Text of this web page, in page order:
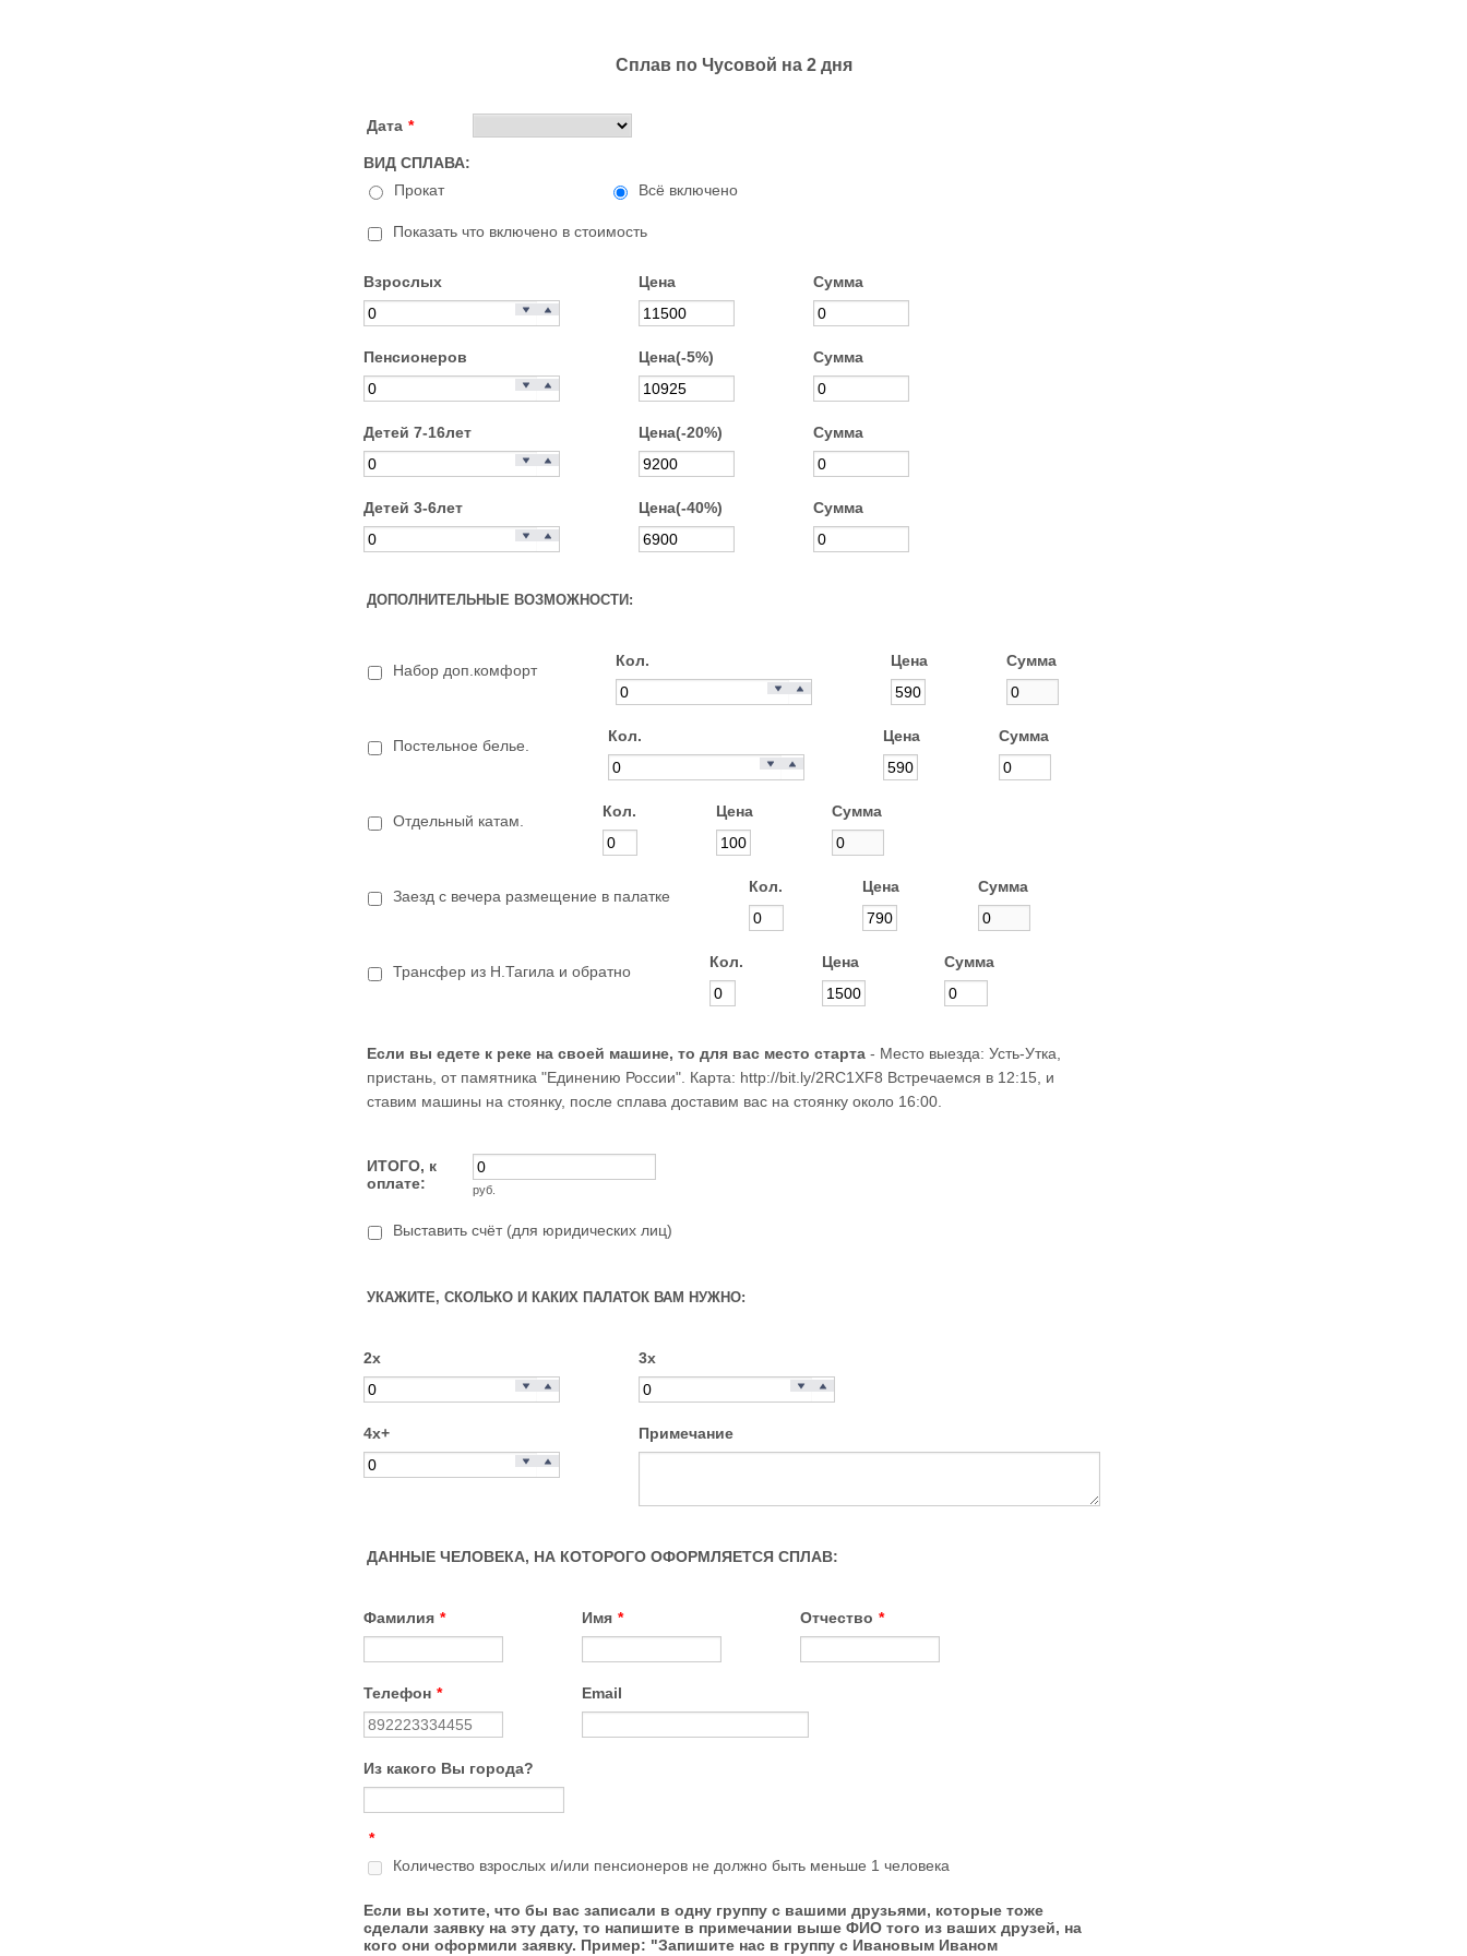
Cплав по Чусовой на 2 дня
Дата *
ВИД СПЛАВА:
Прокат
Всё включено
Показать что включено в стоимость
Взрослых Цена Сумма
Пенсионеров Цена(-5%) Сумма
Детей 7-16лет Цена(-20%) Сумма
Детей 3-6лет Цена(-40%) Сумма
ДОПОЛНИТЕЛЬНЫЕ ВОЗМОЖНОСТИ:
Набор доп.комфорт
Кол. Цена Сумма
Постельное белье.
Кол. Цена Сумма
Отдельный катам.
Кол. Цена Сумма
Заезд с вечера размещение в палатке
Кол. Цена Сумма
Трансфер из Н.Тагила и обратно
Кол. Цена Сумма
Если вы едете к реке на своей машине, то для вас место старта - Место выезда: Усть-Утка,
пристань, от памятника "Единению России". Карта: http://bit.ly/2RC1XF8 Встречаемся в 12:15, и
ставим машины на стоянку, после сплава доставим вас на стоянку около 16:00.
ИТОГО, к
оплате:
руб.
Выставить счёт (для юридических лиц)
УКАЖИТЕ, СКОЛЬКО И КАКИХ ПАЛАТОК ВАМ НУЖНО:
2х 3х
4х+ Примечание
ДАННЫЕ ЧЕЛОВЕКА, НА КОТОРОГО ОФОРМЛЯЕТСЯ СПЛАВ:
Фамилия * Имя * Отчество *
Телефон * Email
Из какого Вы города?
*
Количество взрослых и/или пенсионеров не должно быть меньше 1 человека
Если вы хотите, что бы вас записали в одну группу с вашими друзьями, которые тоже
сделали заявку на эту дату, то напишите в примечании выше ФИО того из ваших друзей, на
кого они оформили заявку. Пример: "Запишите нас в группу с Ивановым Иваном